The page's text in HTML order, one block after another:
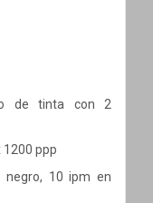
de tinta con 2
1200 ppp
negro, 10 ipm en